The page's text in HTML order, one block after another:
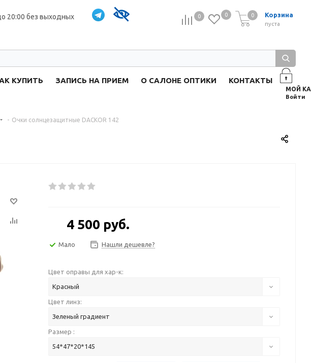
20:00 без выходных 0 0 Корзина
0
пуста
0
КУПИТЬ ЗАПИСЬ НА ПРИЕМ О САЛОНЕ ОПТИКИ КОНТАКТЫ
Войти
- Очки солнцезащитные DACKOR 142
4 500 руб.
Мало Нашли дешевле?
Цвет оправы для хар-к:
Красный
Цвет линз:
Зеленый градиент
Размер :
54*47*20*145